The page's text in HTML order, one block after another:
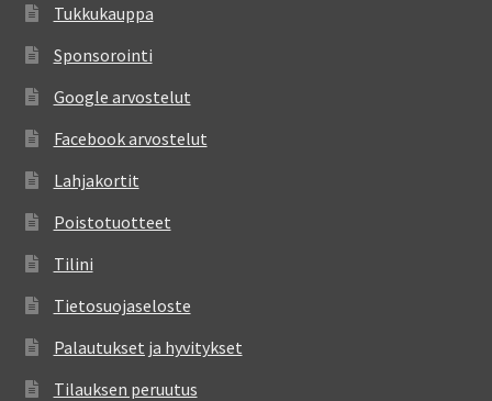
Tukkukauppa
Sponsorointi
Google arvostelut
Facebook arvostelut
Lahjakortit
Poistotuotteet
Tilini
Tietosuojaseloste
Palautukset ja hyvitykset
Tilauksen peruutus